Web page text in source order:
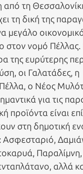
τη
τη δική της
μεγάλο
στον νομό Πέλλας.
της ευρύτερης
οι Γαλατάδες, η
ο Νέος
για τις
προϊόντα είναι
στη δημοτική
Ασφεσταριό,
Παραλίμνη,
αλλά